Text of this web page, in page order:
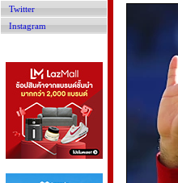
Twitter
Instagram